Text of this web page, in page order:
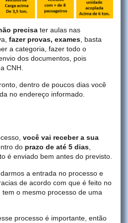
precisa ter aulas nas
fazer provas, exames, basta
a categoria, fazer todo o
dos documentos, pois
CNH.
dentro de poucos dias você
no endereço informado.
você vai receber a sua
do prazo de até 5 dias,
é enviado bem antes do previsto.
a entrada no processo e
de acordo com que é feito no
o mesmo processo de uma
processo é importante, então